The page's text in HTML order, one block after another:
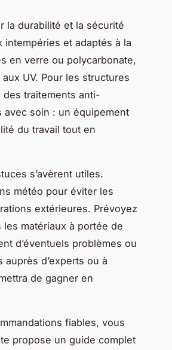
la durabilité et la sécurité
et adaptés à la
en verre ou polycarbonate,
UV. Pour les structures
traitements anti-
soin : un équipement
du travail tout en
s’avèrent utiles.
météo pour éviter les
extérieures. Prévoyez
matériaux à portée de
d’éventuels problèmes ou
d’experts ou à
de gagner en
fiables, vous
propose un guide complet